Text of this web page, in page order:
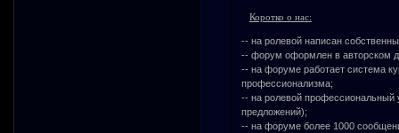
Коротко о нас:
-- на ролевой написан
-- форум оформлен в авторском
-- на форуме работает система
профессионализма;
-- на ролевой профессиональный
предложений);
-- на форуме более 1000